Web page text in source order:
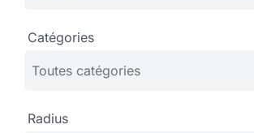
Catégories
Radius